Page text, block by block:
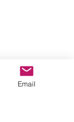
Email